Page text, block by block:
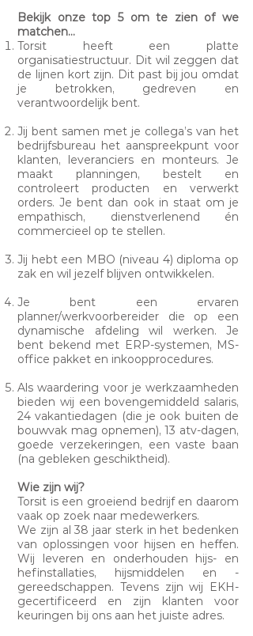
Bekijk onze top 5 om te zien of we
matchen…
Torsit heeft een platte
organisatiestructuur. Dit wil zeggen dat
de lijnen kort zijn. Dit past bij jou omdat
je betrokken, gedreven en
verantwoordelijk bent.
Jij bent samen met je collega’s van het
bedrijfsbureau het aanspreekpunt voor
klanten, leveranciers en monteurs. Je
maakt planningen, bestelt en
controleert producten en verwerkt
orders. Je bent dan ook in staat om je
empathisch, dienstverlenend én
commercieel op te stellen.
Jij hebt een MBO (niveau 4) diploma op
zak en wil jezelf blijven ontwikkelen.
Je bent een ervaren
planner/werkvoorbereider die op een
dynamische afdeling wil werken. Je
bent bekend met ERP-systemen, MS-
office pakket en inkoopprocedures.
Als waardering voor je werkzaamheden
bieden wij een bovengemiddeld salaris,
24 vakantiedagen (die je ook buiten de
bouwvak mag opnemen), 13 atv-dagen,
goede verzekeringen, een vaste baan
(na gebleken geschiktheid).
Wie zijn wij?
Torsit is een groeiend bedrijf en daarom
vaak op zoek naar medewerkers.
We zijn al 38 jaar sterk in het bedenken
van oplossingen voor hijsen en heffen.
Wij leveren en onderhouden hijs- en
hefinstallaties, hijsmiddelen en -
gereedschappen. Tevens zijn wij EKH-
gecertificeerd en zijn klanten voor
keuringen bij ons aan het juiste adres.